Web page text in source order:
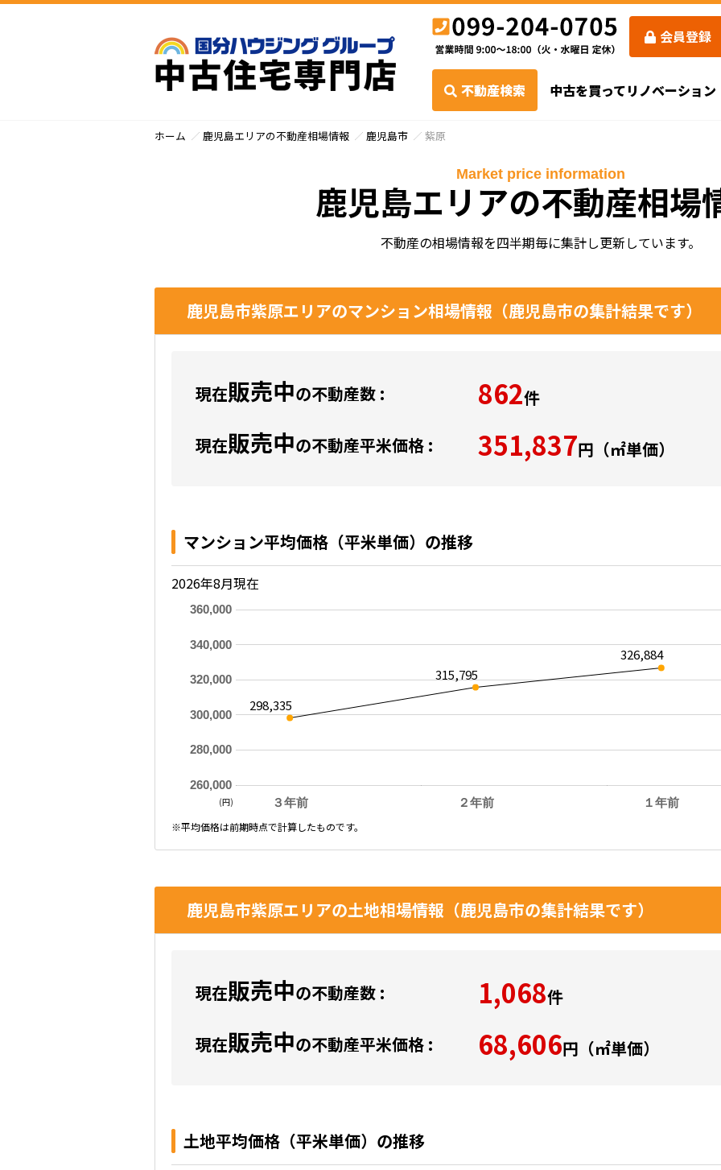
会員登録
不動産検索 中古を買ってリノベーション
ホーム 鹿児島エリアの不動産相場情報 鹿児島市 紫原
鹿児島エリアの不動産相場
Market price information
不動産の相場情報を四半期毎に集計し更新しています。
鹿児島市紫原エリアのマンション相場情報（鹿児島市の集計結果です）
現在販売中の不動産数 : 862件
現在販売中の不動産平米価格 : 351,837円（㎡単価）
マンション平均価格（平米単価）の推移
2026年8月現在
３年前 ２年前 １年前
260,000
280,000
300,000
320,000
340,000
360,000
298,335
315,795
326,884
(円)
※平均価格は前期時点で計算したものです。
鹿児島市紫原エリアの土地相場情報（鹿児島市の集計結果です）
現在販売中の不動産数 : 1,068件
現在販売中の不動産平米価格 : 68,606円（㎡単価）
土地平均価格（平米単価）の推移